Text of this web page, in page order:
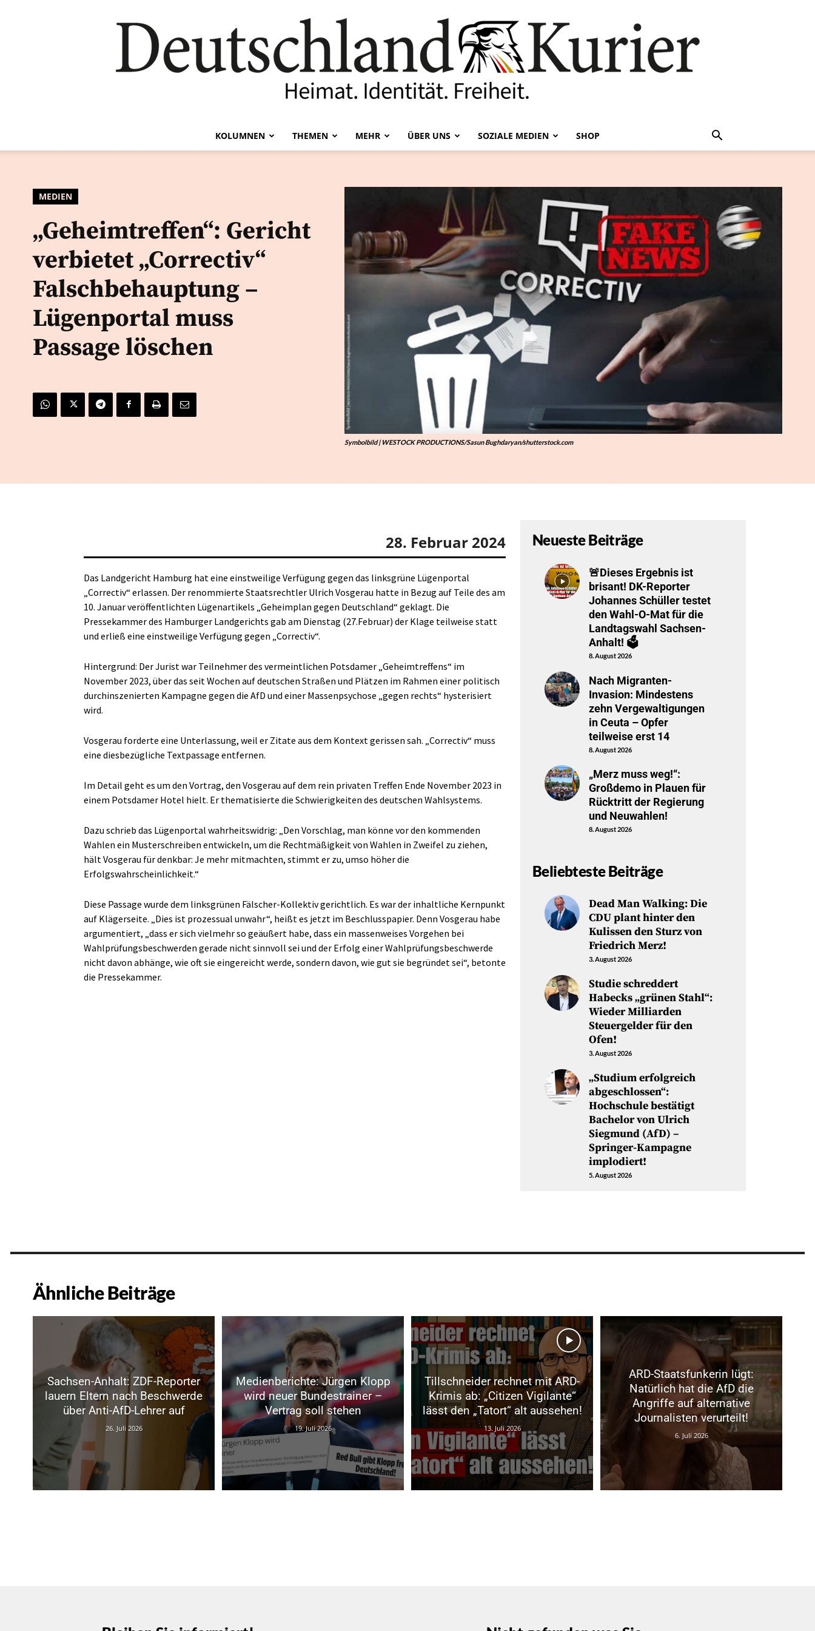
Kurier
KOLUMNEN THEMEN MEHR ÜBER UNS SOZIALE MEDIEN SHOP
MEDIEN
„Geheimtreffen“: Gericht
verbietet „Correctiv“
Falschbehauptung –
Lügenportal muss
Passage löschen
Symbolbild | WESTOCK PRODUCTIONS/Sasun Bughdaryan/shutterstock.com
28. Februar 2024
Das Landgericht Hamburg hat eine einstweilige Verfügung gegen das linksgrüne Lügenportal
„Correctiv“ erlassen. Der renommierte Staatsrechtler Ulrich Vosgerau hatte in Bezug auf Teile des am
10. Januar veröffentlichten Lügenartikels „Geheimplan gegen Deutschland“ geklagt. Die
Pressekammer des Hamburger Landgerichts gab am Dienstag (27.Februar) der Klage teilweise statt
und erließ eine einstweilige Verfügung gegen „Correctiv“.
Hintergrund: Der Jurist war Teilnehmer des vermeintlichen Potsdamer „Geheimtreffens“ im
November 2023, über das seit Wochen auf deutschen Straßen und Plätzen im Rahmen einer politisch
durchinszenierten Kampagne gegen die AfD und einer Massenpsychose „gegen rechts“ hysterisiert
wird.
Vosgerau forderte eine Unterlassung, weil er Zitate aus dem Kontext gerissen sah. „Correctiv“ muss
eine diesbezügliche Textpassage entfernen.
Im Detail geht es um den Vortrag, den Vosgerau auf dem rein privaten Treffen Ende November 2023 in
einem Potsdamer Hotel hielt. Er thematisierte die Schwierigkeiten des deutschen Wahlsystems.
Dazu schrieb das Lügenportal wahrheitswidrig: „Den Vorschlag, man könne vor den kommenden
Wahlen ein Musterschreiben entwickeln, um die Rechtmäßigkeit von Wahlen in Zweifel zu ziehen,
hält Vosgerau für denkbar: Je mehr mitmachten, stimmt er zu, umso höher die
Erfolgswahrscheinlichkeit.“
Diese Passage wurde dem linksgrünen Fälscher-Kollektiv gerichtlich. Es war der inhaltliche Kernpunkt
auf Klägerseite. „Dies ist prozessual unwahr“, heißt es jetzt im Beschlusspapier. Denn Vosgerau habe
argumentiert, „dass er sich vielmehr so geäußert habe, dass ein massenweises Vorgehen bei
Wahlprüfungsbeschwerden gerade nicht sinnvoll sei und der Erfolg einer Wahlprüfungsbeschwerde
nicht davon abhänge, wie oft sie eingereicht werde, sondern davon, wie gut sie begründet sei“, betonte
die Pressekammer.
Neueste Beiträge
🚨Dieses Ergebnis ist
brisant! DK-Reporter
Johannes Schüller testet
den Wahl-O-Mat für die
Landtagswahl Sachsen-
Anhalt! 🗳️
8. August 2026
Nach Migranten-
Invasion: Mindestens
zehn Vergewaltigungen
in Ceuta – Opfer
teilweise erst 14
8. August 2026
„Merz muss weg!“:
Großdemo in Plauen für
Rücktritt der Regierung
und Neuwahlen!
8. August 2026
Beliebteste Beiträge
Dead Man Walking: Die
CDU plant hinter den
Kulissen den Sturz von
Friedrich Merz!
3. August 2026
Studie schreddert
Habecks „grünen Stahl“:
Wieder Milliarden
Steuergelder für den
Ofen!
3. August 2026
„Studium erfolgreich
abgeschlossen“:
Hochschule bestätigt
Bachelor von Ulrich
Siegmund (AfD) –
Springer-Kampagne
implodiert!
5. August 2026
Ähnliche Beiträge
Sachsen-Anhalt: ZDF-Reporter
lauern Eltern nach Beschwerde
über Anti-AfD-Lehrer auf
26. Juli 2026
Medienberichte: Jürgen Klopp
wird neuer Bundestrainer –
Vertrag soll stehen
19. Juli 2026
Tillschneider rechnet mit ARD-
Krimis ab: „Citizen Vigilante“
lässt den „Tatort“ alt aussehen!
13. Juli 2026
ARD-Staatsfunkerin lügt:
Natürlich hat die AfD die
Angriffe auf alternative
Journalisten verurteilt!
6. Juli 2026